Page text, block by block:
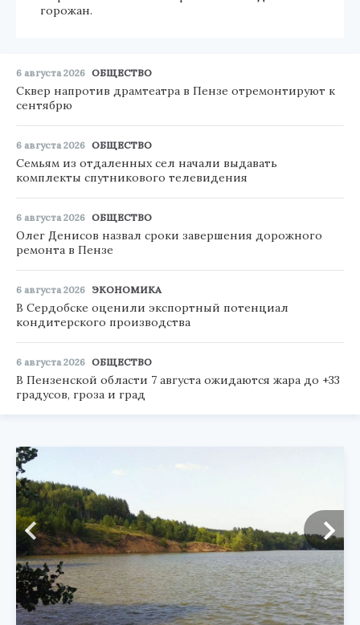
горожан.
6 августа 2026 ОБЩЕСТВО
Сквер напротив драмтеатра в Пензе отремонтируют к
сентябрю
6 августа 2026 ОБЩЕСТВО
Семьям из отдаленных сел начали выдавать
комплекты спутникового телевидения
6 августа 2026 ОБЩЕСТВО
Олег Денисов назвал сроки завершения дорожного
ремонта в Пензе
6 августа 2026 ЭКОНОМИКА
В Сердобске оценили экспортный потенциал
кондитерского производства
6 августа 2026 ОБЩЕСТВО
В Пензенской области 7 августа ожидаются жара до +33
градусов, гроза и град